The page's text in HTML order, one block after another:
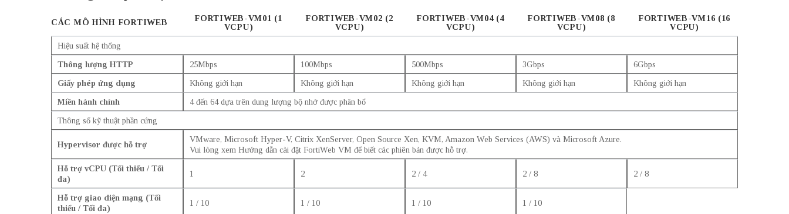
CÁC MÔ HÌNH FORTIWEB
FORTIWEB-VM01 (1
VCPU)
FORTIWEB-VM02 (2
VCPU)
FORTIWEB-VM04 (4
VCPU)
FORTIWEB-VM08 (8
VCPU)
FORTIWEB-VM16 (16
VCPU)
Hiệu suất hệ thống
Thông lượng HTTP
25Mbps 100Mbps 500Mbps 3Gbps
6Gbps
Giấy phép ứng dụng
Không giới hạn Không giới hạn Không giới hạn Không giới hạn
Không giới hạn
Miền hành chính
4 đến 64 dựa trên dung lượng bộ nhớ được phân bổ
Thông số kỹ thuật phần cứng
Hypervisor được hỗ trợ
VMware, Microsoft Hyper-V, Citrix XenServer, Open Source Xen, KVM, Amazon Web Services (AWS) và Microsoft Azure.
Vui lòng xem Hướng dẫn cài đặt FortiWeb VM để biết các phiên bản được hỗ trợ.
Hỗ trợ vCPU (Tối thiểu / Tối
đa)
1 2 2 / 4 2 / 8 2 / 8
Hỗ trợ giao diện mạng (Tối
thiểu / Tối đa)
1 / 10 1 / 10 1 / 10 1 / 10